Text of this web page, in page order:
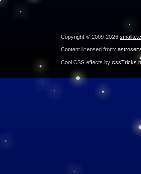
Copyright © 2009-2026
Content licensed from:
Cool CSS effects by